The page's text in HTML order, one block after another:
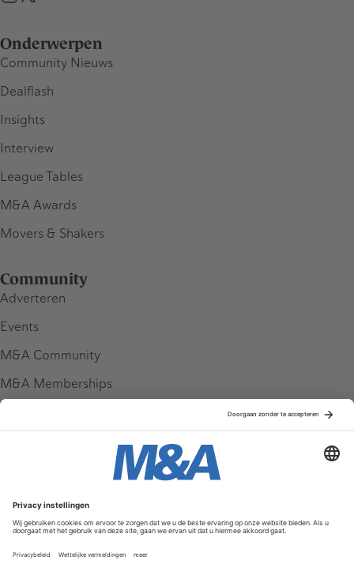
Onderwerpen
Community Nieuws
Dealflash
Insights
Interview
League Tables
M&A Awards
Movers & Shakers
Community
Adverteren
Events
M&A Community
M&A Memberships
Service & Contact
Contact
FAQ